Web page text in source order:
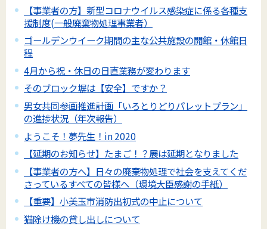
【事業者の方】新型コロナウイルス感染症に係る各種支
援制度(一般廃棄物処理事業者）
ゴールデンウイーク期間の主な公共施設の開館・休館日
程
4月から祝・休日の日直業務が変わります
そのブロック塀は【安全】ですか？
男女共同参画推進計画「いろとりどりパレットプラン」
の進捗状況（年次報告）
ようこそ！夢先生！in 2020
【延期のお知らせ】たまご！？展は延期となりました
【事業者の方へ】日々の廃棄物処理で社会を支えてくだ
さっているすべての皆様へ（環境大臣感謝の手紙）
【重要】小美玉市消防出初式の中止について
猫除け機の貸し出しについて